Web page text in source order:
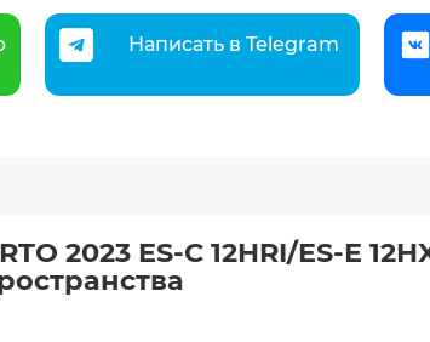
Написать в Telegram
2023 ES-C 12HRI/ES-E